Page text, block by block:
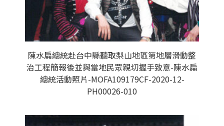
陳水扁總統赴台中縣聽取梨山地區第地層滑動整
治工程簡報後並與當地民眾親切握手致意-陳水扁
總統活動照片-MOFA109179CF-2020-12-
PH00026-010